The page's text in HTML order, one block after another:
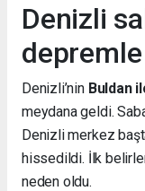
Denizli
depremle
Denizli’nin Buldan
meydana geldi.
Denizli merkez
hissedildi. İlk
neden oldu.